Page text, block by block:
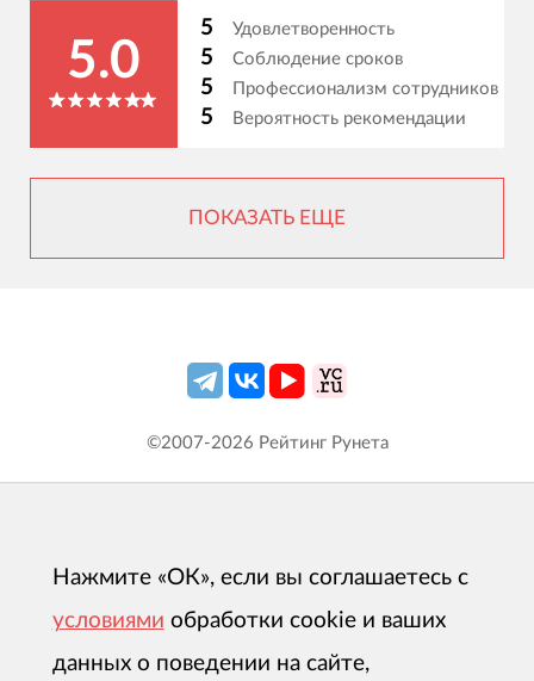
5.0
5 Удовлетворенность
5 Соблюдение сроков
5 Профессионализм сотрудников
5 Вероятность рекомендации
ПОКАЗАТЬ ЕЩЕ
©2007-2026 Рейтинг Рунета
Нажмите «ОК», если вы соглашаетесь с
условиями обработки cookie и ваших
данных о поведении на сайте,